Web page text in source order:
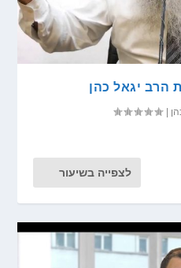
הרב יגאל כהן
|
לצפייה בשיעור